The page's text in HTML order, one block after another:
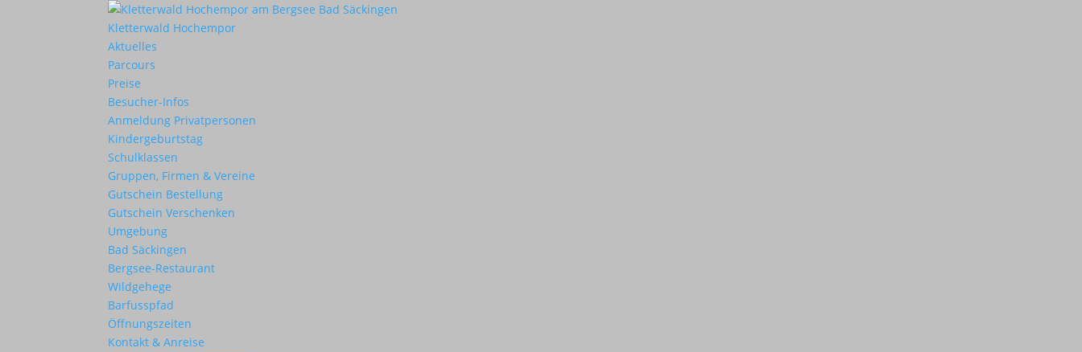
Kletterwald Hochempor
Aktuelles
Parcours
Preise
Besucher-Infos
Anmeldung Privatpersonen
Kindergeburtstag
Schulklassen
Gruppen, Firmen & Vereine
Gutschein Bestellung
Gutschein Verschenken
Umgebung
Bad Säckingen
Bergsee-Restaurant
Wildgehege
Barfusspfad
Öffnungszeiten
Kontakt & Anreise